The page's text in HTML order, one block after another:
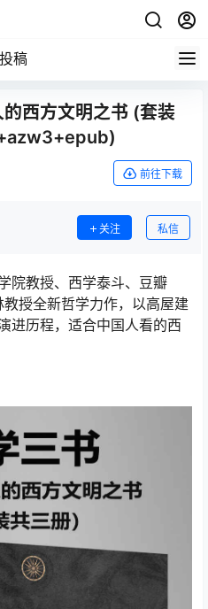
投稿
西方文明之书 (套装
前往下载
关注 私信
院教授、西学泰斗、豆瓣
授全新哲学力作，以高屋建
进历程，适合中国人看的西